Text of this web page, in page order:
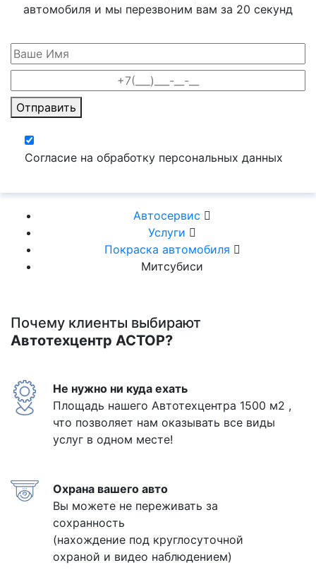
автомобиля и мы перезвоним вам за 20 секунд
Отправить
Согласие на обработку персональных данных
Автосервис
Услуги
Покраска автомобиля
Митсубиси
Почему клиенты выбирают
Автотехцентр АСТОР?
Не нужно ни куда ехать
Площадь нашего Автотехцентра 1500 м2 ,
что позволяет нам оказывать все виды
услуг в одном месте!
Охрана вашего авто
Вы можете не переживать за
сохранность
(нахождение под круглосуточной
охраной и видео наблюдением)